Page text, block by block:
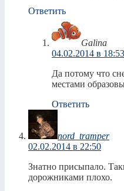
Ответить
Galina
04.02.2014 в 18:53
Да потому что
местами
Ответить
nord_tramper
02.02.2014 в 22:50
Знатно присыпало.
дорожниками плохо.